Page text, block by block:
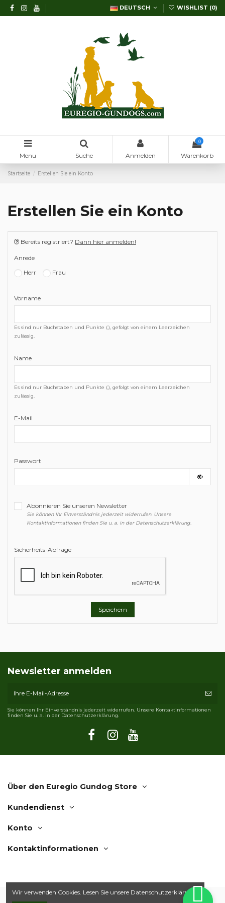
DEUTSCH WISHLIST (0)
Menu Suche Anmelden
0
Warenkorb
Startseite Erstellen Sie ein Konto
Erstellen Sie ein Konto
Bereits registriert? Dann hier anmelden!
Anrede
Herr
Frau
Vorname
Es sind nur Buchstaben und Punkte (.), gefolgt von einem Leerzeichen
zulässig.
Name
Es sind nur Buchstaben und Punkte (.), gefolgt von einem Leerzeichen
zulässig.
E-Mail
Passwort
Abonnieren Sie unseren Newsletter
Sie können Ihr Einverständnis jederzeit widerrufen. Unsere
Kontaktinformationen finden Sie u. a. in der Datenschutzerklärung.
Sicherheits-Abfrage
Speichern
Newsletter anmelden
Sie können Ihr Einverständnis jederzeit widerrufen. Unsere Kontaktinformationen
finden Sie u. a. in der Datenschutzerklärung.
Über den Euregio Gundog Store
Kundendienst
Konto
Kontaktinformationen
Wir verwenden Cookies. Lesen Sie unsere Datenschutzerklärung.